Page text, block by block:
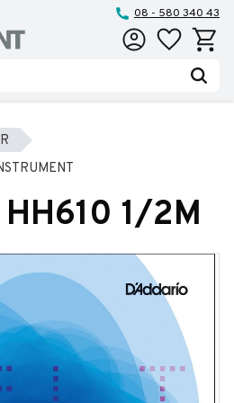
08 - 580 340 43
Favoriter
1/2M